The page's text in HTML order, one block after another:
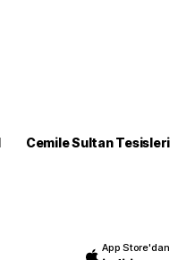
Cemile Sultan Tesisleri
App Store'dan